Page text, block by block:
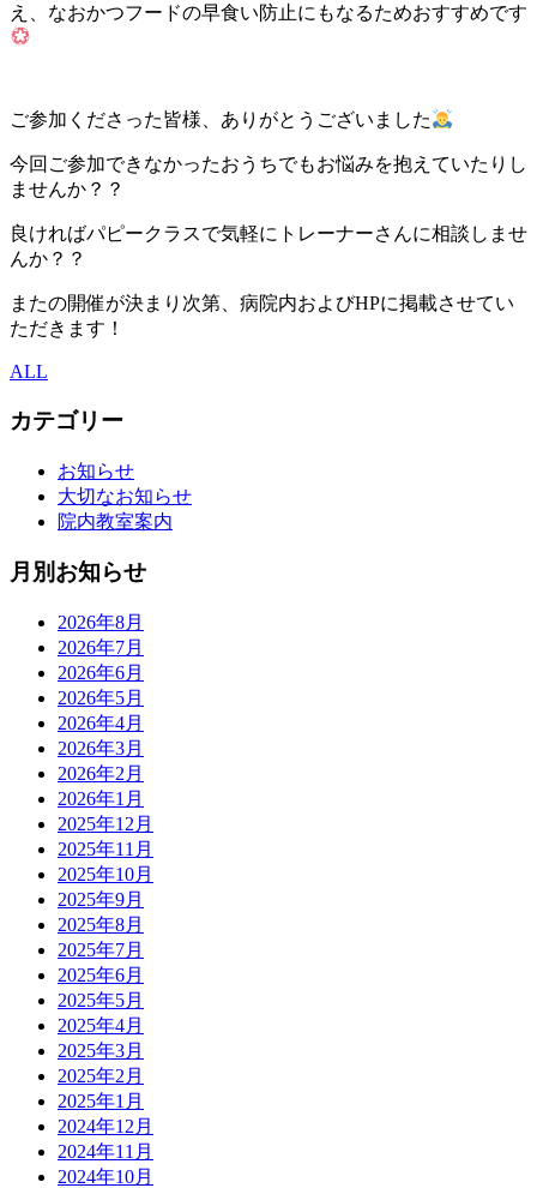
え、なおかつフードの早食い防止にもなるためおすすめです
ご参加くださった皆様、ありがとうございました
今回ご参加できなかったおうちでもお悩みを抱えていたりし
ませんか？？
良ければパピークラスで気軽にトレーナーさんに相談しませ
んか？？
またの開催が決まり次第、病院内およびHPに掲載させてい
ただきます！
ALL
カテゴリー
お知らせ
大切なお知らせ
院内教室案内
月別お知らせ
2026年8月
2026年7月
2026年6月
2026年5月
2026年4月
2026年3月
2026年2月
2026年1月
2025年12月
2025年11月
2025年10月
2025年9月
2025年8月
2025年7月
2025年6月
2025年5月
2025年4月
2025年3月
2025年2月
2025年1月
2024年12月
2024年11月
2024年10月